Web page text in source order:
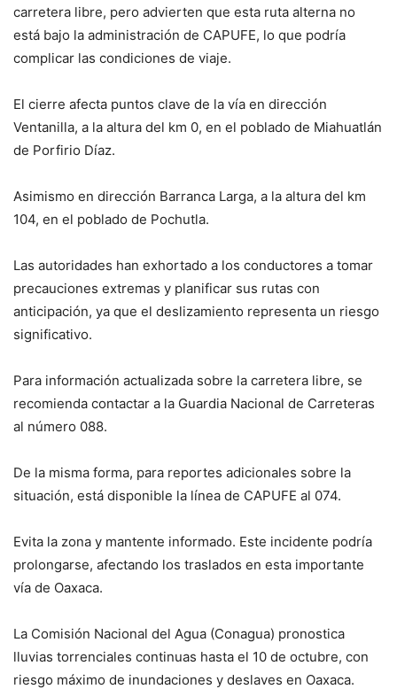
carretera libre, pero advierten que esta ruta alterna no
está bajo la administración de CAPUFE, lo que podría
complicar las condiciones de viaje.
El cierre afecta puntos clave de la vía en dirección
Ventanilla, a la altura del km 0, en el poblado de Miahuatlán
de Porfirio Díaz.
Asimismo en dirección Barranca Larga, a la altura del km
104, en el poblado de Pochutla.
Las autoridades han exhortado a los conductores a tomar
precauciones extremas y planificar sus rutas con
anticipación, ya que el deslizamiento representa un riesgo
significativo.
Para información actualizada sobre la carretera libre, se
recomienda contactar a la Guardia Nacional de Carreteras
al número 088.
De la misma forma, para reportes adicionales sobre la
situación, está disponible la línea de CAPUFE al 074.
Evita la zona y mantente informado. Este incidente podría
prolongarse, afectando los traslados en esta importante
vía de Oaxaca.
La Comisión Nacional del Agua (Conagua) pronostica
lluvias torrenciales continuas hasta el 10 de octubre, con
riesgo máximo de inundaciones y deslaves en Oaxaca.